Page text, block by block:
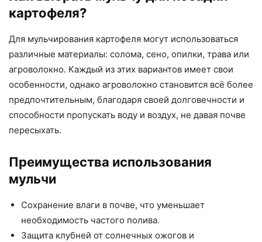
картофеля?
Для мульчирования картофеля могут использоваться
различные материалы: солома, сено, опилки, трава или
агроволокно. Каждый из этих вариантов имеет свои
особенности, однако агроволокно становится всё более
предпочтительным, благодаря своей долговечности и
способности пропускать воду и воздух, не давая почве
пересыхать.
Преимущества использования
мульчи
Сохранение влаги в почве, что уменьшает
необходимость частого полива.
Защита клубней от солнечных ожогов и